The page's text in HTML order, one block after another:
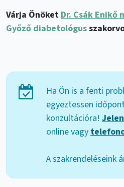
Várja Önöket Dr. Csák Enikő
Győző diabetológus
Ha Ön is a fenti
egyeztessen
konzultációra!
online vagy
A szakrendeléseink